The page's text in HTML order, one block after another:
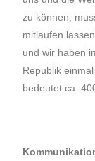
zu können,
mitlaufen
und wir haben
Republik
bedeutet ca.